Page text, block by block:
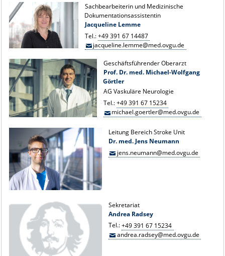
Sachbearbeiterin und Medizinische
Dokumentationsassistentin
Jacqueline Lemme
Tel.:+49 391 67 14487
jacqueline.lemme@med.ovgu.de
Geschäftsführender Oberarzt
Prof. Dr. med. Michael-Wolfgang
Görtler
AG Vaskuläre Neurologie
Tel.:+49 391 67 15234
michael.goertler@med.ovgu.de
Leitung Bereich Stroke Unit
Dr. med. Jens Neumann
jens.neumann@med.ovgu.de
Sekretariat
Andrea Radsey
Tel.:+49 391 67 15234
andrea.radsey@med.ovgu.de